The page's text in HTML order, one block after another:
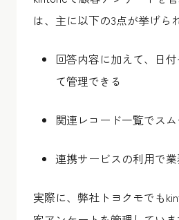
は、主に以下の3点が挙げら
回答内容に加えて、日
て管理できる
関連レコード一覧でス
連携サービスの利用で
実際に、弊社トヨクモでも